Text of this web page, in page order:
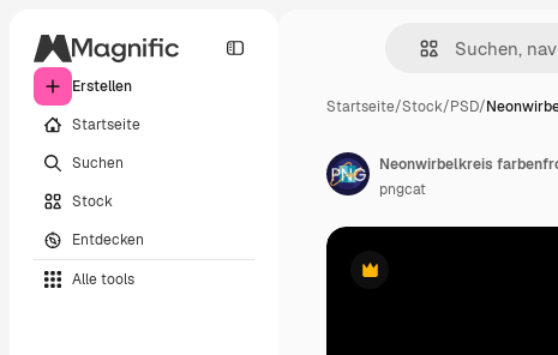
Erstellen
Startseite
Suchen
Stock
Entdecken
Alle tools
Startseite/Stock/PSD/
Premium
Neonwirbelkreis
pngcat